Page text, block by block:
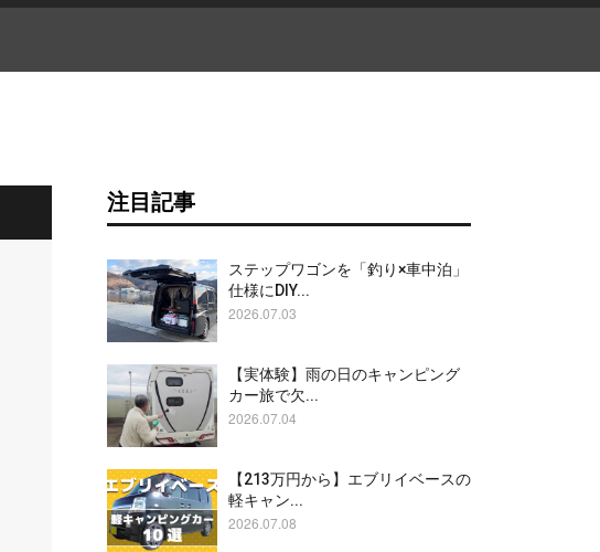
注目記事
ステップワゴンを「釣り×車中泊」
仕様にDIY...
2026.07.03
【実体験】雨の日のキャンピング
カー旅で欠...
2026.07.04
【213万円から】エブリイベースの
軽キャン...
2026.07.08